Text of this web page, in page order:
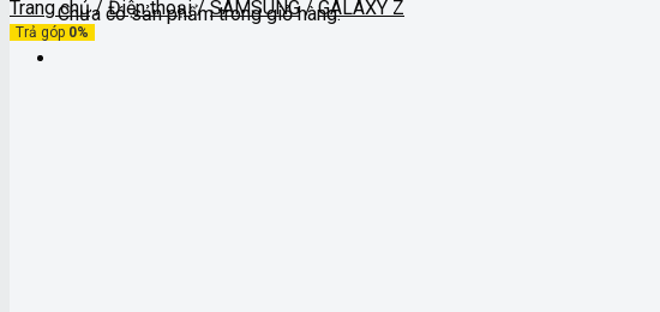
Chưa có sản phẩm trong giỏ hàng.
Trang chủ / Điện thoại / SAMSUNG / GALAXY Z
Trả góp 0%